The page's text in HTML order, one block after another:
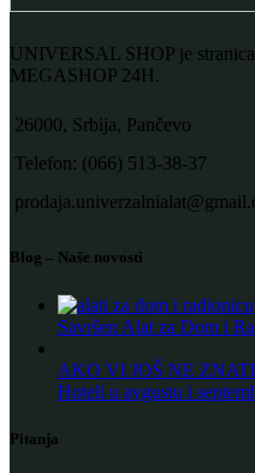
UNIVERSAL SHOP je
MEGASHOP 24H.
26000, Srbija, Pančevo
Telefon: (066) 513-38-37
Blog – Naše novosti
Savršen Alat za Dom i
AKO VI JOŠ NE
Hoteli u avgustu i
Pitanja